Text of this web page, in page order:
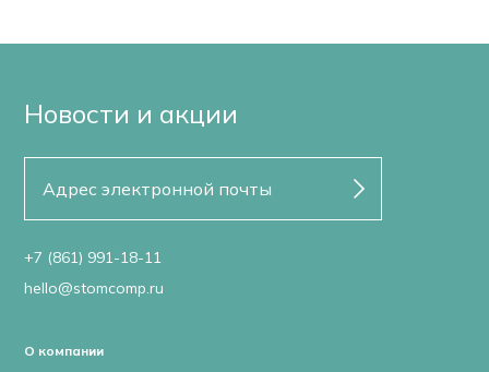
Новости и акции
+7 (861) 991-18-11
hello@stomcomp.ru
О компании